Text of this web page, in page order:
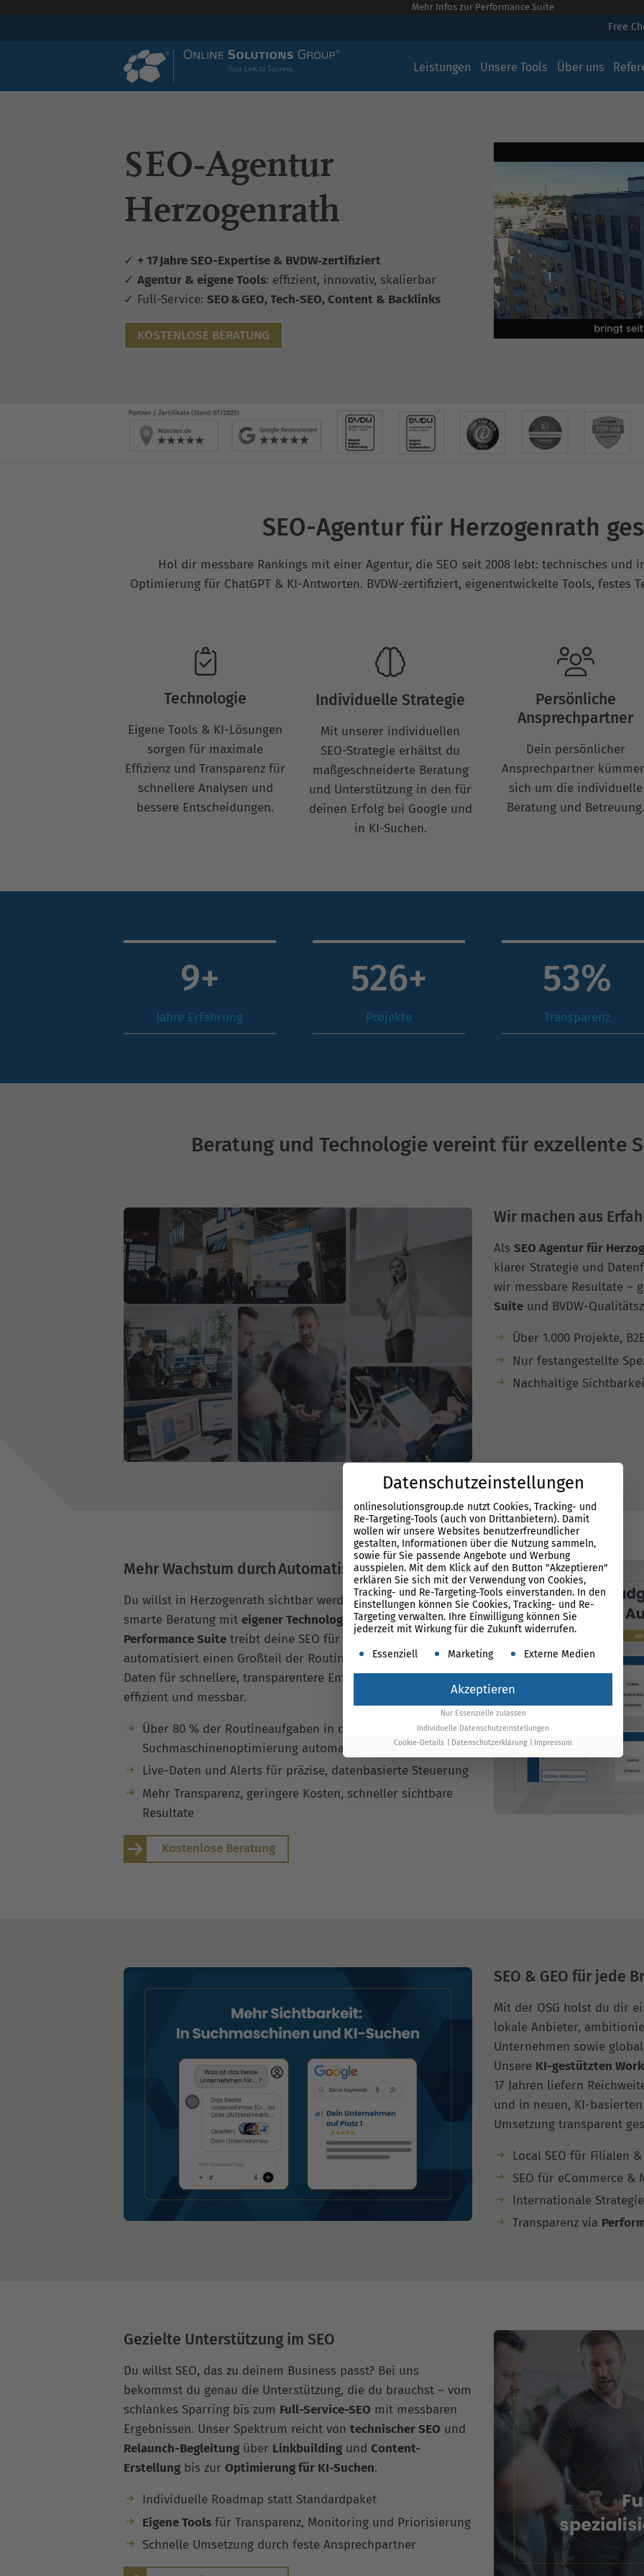
Mehr Infos zur Performance Suite
Free
Leistungen Unsere Tools Über uns
SEO‑Agentur
Herzogenrath
✓ + 17 Jahre SEO-Expertise & BVDW‑zertifiziert
✓ Agentur & eigene Tools: effizient, innovativ, skalierbar
✓ Full-Service: SEO & GEO, Tech‑SEO, Content & Backlinks
KOSTENLOSE BERATUNG
SEO-Agentur für Herzogenrath
Hol dir messbare Rankings mit einer Agentur, die SEO seit 2008 lebt: technisches und
Optimierung für ChatGPT & KI-Antworten. BVDW-zertifiziert, eigenentwickelte Tools, festes
Technologie
Eigene Tools & KI-Lösungen
sorgen für maximale
Effizienz und Transparenz für
schnellere Analysen und
bessere Entscheidungen.
Individuelle Strategie
Mit unserer individuellen
SEO-Strategie erhältst du
maßgeschneiderte Beratung
und Unterstützung in den für
deinen Erfolg bei Google und
in KI-Suchen.
Persönliche
Ansprechpartner
Dein persönlicher
Ansprechpartner
sich um die individuelle
Beratung und Betreuung.
13+
Jahre Erfahrung
726+
Projekte
73%
Transparenz
Beratung und Technologie vereint für exzellente
Wir machen aus
Als SEO Agentur für
klarer Strategie und
wir messbare Resultate –
Suite und BVDW-
Über 1.000 Projekte,
Nur festangestellte
Nachhaltige
Mehr Wachstum durch Automatisierung
Du willst in Herzogenrath sichtbar werden? Wir verbinden
smarte Beratung mit eigener Technologie : Unsere KI-gestützte
Performance Suite treibt deine SEO für Herzogenrath voran,
automatisiert einen Großteil der Routine und liefert klare
Daten für schnellere, transparentere Entscheidungen –
effizient und messbar.
Über 80 % der Routineaufgaben in der
Suchmaschinenoptimierung automatisiert
Live-Daten und Alerts für präzise, datenbasierte Steuerung
Mehr Transparenz, geringere Kosten, schneller sichtbare
Resultate
Kostenlose Beratung
SEO & GEO für jede
Mit der OSG holst du dir
lokale Anbieter,
Unternehmen sowie
Unsere KI-gestützten
17 Jahren liefern
und in neuen, KI-
Umsetzung transparent
Local SEO für Filialen
SEO für eCommerce &
Internationale
Transparenz via
Gezielte Unterstützung im SEO
Du willst SEO, das zu deinem Business passt? Bei uns
bekommst du genau die Unterstützung, die du brauchst – vom
schlankes Sparring bis zum Full-Service-SEO mit messbaren
Ergebnissen. Unser Spektrum reicht von technischer SEO und
Relaunch-Begleitung über Linkbuilding und Content-
Erstellung bis zur Optimierung für KI-Suchen.
Individuelle Roadmap statt Standardpaket
Eigene Toolsfür Transparenz, Monitoring und Priorisierung
Schnelle Umsetzung durch feste Ansprechpartner
Datenschutzeinstellungen
onlinesolutionsgroup.de nutzt Cookies, Tracking- und
Re-Targeting-Tools (auch von Drittanbietern). Damit
wollen wir unsere Websites benutzerfreundlicher
gestalten, Informationen über die Nutzung sammeln,
sowie für Sie passende Angebote und Werbung
ausspielen. Mit dem Klick auf den Button "Akzeptieren"
erklären Sie sich mit der Verwendung von Cookies,
Tracking- und Re-Targeting-Tools einverstanden. In den
Einstellungen können Sie Cookies, Tracking- und Re-
Targeting verwalten. Ihre Einwilligung können Sie
jederzeit mit Wirkung für die Zukunft widerrufen.
Es folgt eine Liste der Service-Gruppen, für die
Essenziell Marketing Externe Medien
Akzeptieren
Nur Essenzielle zulassen
Individuelle Datenschutzeinstellungen
Cookie-Details
Datenschutzerklärung Impressum